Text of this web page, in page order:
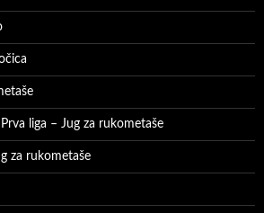
liga – Jug za rukometaše
za rukometaše